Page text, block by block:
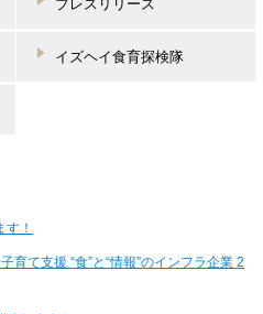
プレスリリース
イズヘイ食育探検隊
！
て支援 “食”と“情報”のインフラ企業 2